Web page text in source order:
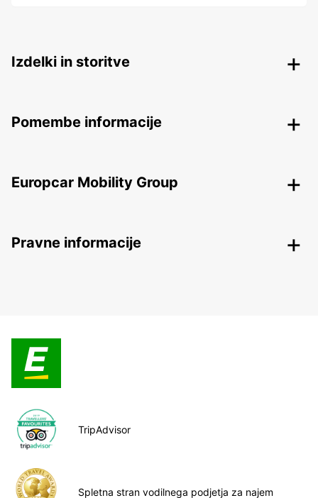
Izdelki in storitve
Pomembe informacije
Europcar Mobility Group
Pravne informacije
TripAdvisor
Spletna stran vodilnega podjetja za najem